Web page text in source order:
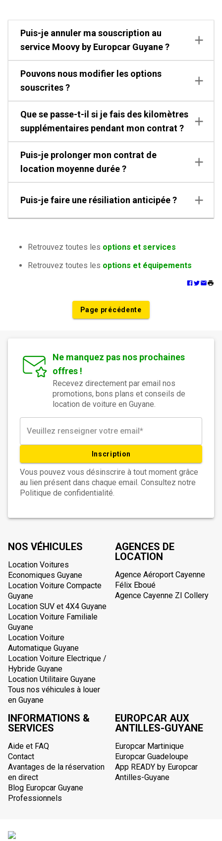
Puis-je annuler ma souscription au
service Moovy by Europcar Guyane ?
Pouvons nous modifier les options
souscrites ?
Que se passe-t-il si je fais des kilomètres
supplémentaires pendant mon contrat ?
Puis-je prolonger mon contrat de
location moyenne durée ?
Puis-je faire une résiliation anticipée ?
Retrouvez toutes les options et services
Retrouvez toutes les options et équipements
Page précédente
Ne manquez pas nos prochaines
offres !
Recevez directement par email nos
promotions, bons plans et conseils de
location de voiture en Guyane.
Inscription
Vous pouvez vous désinscrire à tout moment grâce
au lien présent dans chaque email. Consultez notre
Politique de confidentialité.
NOS VÉHICULES
Location Voitures
Economiques Guyane
Location Voiture Compacte
Guyane
Location SUV et 4X4 Guyane
Location Voiture Familiale
Guyane
Location Voiture
Automatique Guyane
Location Voiture Electrique /
Hybride Guyane
Location Utilitaire Guyane
Tous nos véhicules à louer
en Guyane
AGENCES DE
LOCATION
Agence Aéroport Cayenne
Félix Eboué
Agence Cayenne ZI Collery
INFORMATIONS &
SERVICES
Aide et FAQ
Contact
Avantages de la réservation
en direct
Blog Europcar Guyane
Professionnels
EUROPCAR AUX
ANTILLES-GUYANE
Europcar Martinique
Europcar Guadeloupe
App READY by Europcar
Antilles-Guyane